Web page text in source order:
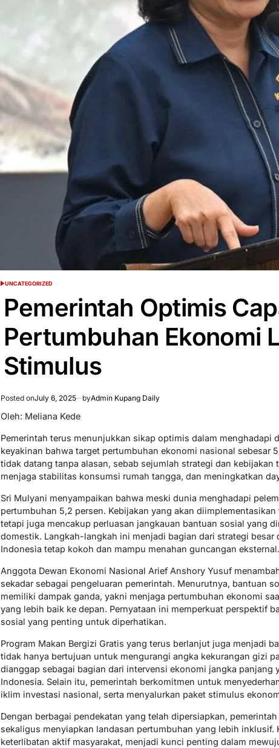
POSTED
UNCATEGORIZED
Pemerintah Optimis
Pertumbuhan Ekonomi
Stimulus
Posted onJuly 6, 2025 byAdmin Kupang Daily
Oleh: Meliana Kede
Pemerintah terus menunjukkan sikap optimis dalam
keyakinan bahwa target pertumbuhan ekonomi nasional sebesar
tidak datang tanpa alasan, sebab sejumlah strategi dan
menjaga stabilitas konsumsi rumah tangga, dan meningkatkan
Sri Mulyani menyampaikan bahwa meski dunia menghadapi
pertumbuhan 5,2 persen. Kebijakan yang akan
tetapi juga mencakup perluasan jangkauan bantuan sosial yang
domestik. Langkah-langkah ini menjadi bagian dari strategi
Indonesia tetap kokoh dan mampu menahan guncangan eksternal.
Anggota Dewan Ekonomi Nasional Arief Anshory Yusuf
sekadar sebagai pengeluaran pemerintah. Menurutnya, bantuan
memiliki dampak ganda, yakni menjaga pertumbuhan ekonomi
yang lebih baik ke depan. Pernyataan ini memperkuat perspektif
sosial yang penting untuk diperhatikan.
Program Makan Bergizi Gratis yang terus berlanjut juga menjadi
tidak hanya bertujuan untuk mengurangi angka kekurangan gizi
dianggap sebagai bagian dari intervensi ekonomi jangka
Indonesia. Selain itu, pemerintah berkomitmen untuk
iklim investasi nasional, serta menyalurkan paket stimulus
Dengan berbagai pendekatan yang telah dipersiapkan,
sekaligus menyiapkan landasan pertumbuhan yang lebih inklusif.
keterlibatan aktif masyarakat, menjadi kunci penting dalam